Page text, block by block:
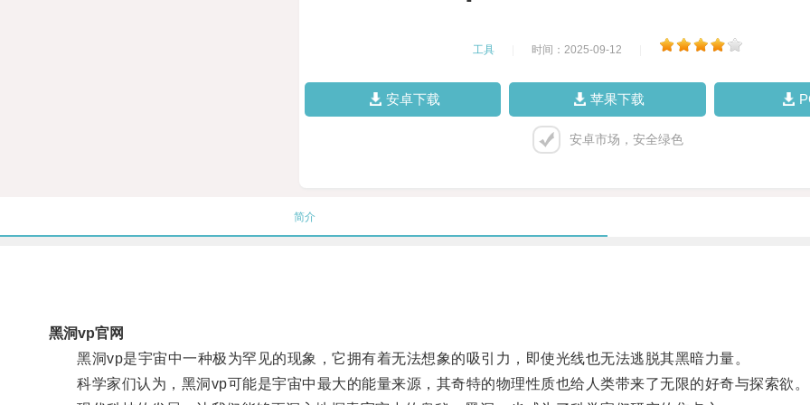
工具 时间：2025-09-12
安卓下载 苹果下载
安卓市场，安全绿色
简介
黑洞vp官网
黑洞vp是宇宙中一种极为罕见的现象，它拥有着无法想象的吸引力，即使光线也无法逃脱其黑暗力量。
科学家们认为，黑洞vp可能是宇宙中最大的能量来源，其奇特的物理性质也给人类带来了无限的好奇与探索欲。